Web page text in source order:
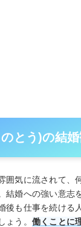
のとう)の結
囲気に流されて、
結婚への強い意志
後も仕事を続ける
ょう。 働くことに